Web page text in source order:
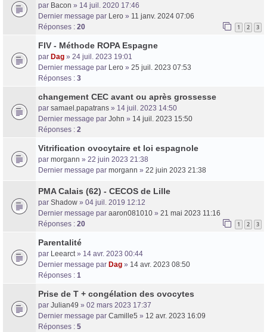
par Bacon » 14 juil. 2020 17:46
Dernier message par Lero » 11 janv. 2024 07:06
Réponses : 20 1 2 3
FIV - Méthode ROPA Espagne
par Dag » 24 juil. 2023 19:01
Dernier message par Lero » 25 juil. 2023 07:53
Réponses : 3
changement CEC avant ou après grossesse
par samael.papatrans » 14 juil. 2023 14:50
Dernier message par John » 14 juil. 2023 15:50
Réponses : 2
Vitrification ovocytaire et loi espagnole
par morgann » 22 juin 2023 21:38
Dernier message par morgann » 22 juin 2023 21:38
PMA Calais (62) - CECOS de Lille
par Shadow » 04 juil. 2019 12:12
Dernier message par aaron081010 » 21 mai 2023 11:16
Réponses : 20 1 2 3
Parentalité
par Leearct» 14 avr. 2023 00:44
Dernier message par Dag » 14 avr. 2023 08:50
Réponses : 1
Prise de T + congélation des ovocytes
par Julian49 » 02 mars 2023 17:37
Dernier message par Camille5 » 12 avr. 2023 16:09
Réponses : 5